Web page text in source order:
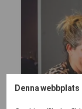
Denna